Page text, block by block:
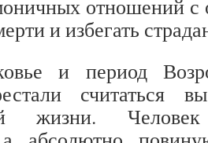
отношений
и избегать
и период
считаться
жизни.